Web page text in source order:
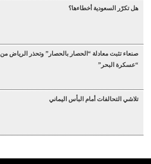
هل تكرّر السعودية أخطاءها؟
صنعاء تثبت معادلة “الحصار بالحصار” وتحذر الرياض من
“عسكرة البحر”
تلاشي التحالفات أمام البأس اليماني